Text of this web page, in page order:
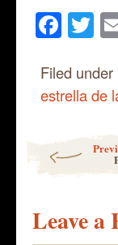
Filed under
estrella de
Leave a